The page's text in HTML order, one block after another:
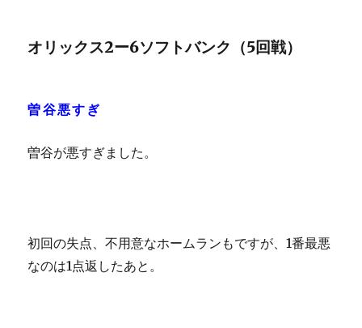
オリックス2ー6ソフトバンク（5回戦）
曽谷悪すぎ
曽谷が悪すぎました。
初回の失点、不用意なホームランもですが、1番最悪
なのは1点返したあと。